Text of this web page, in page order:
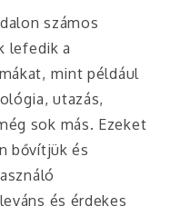
számos
lefedik a
mint például
utazás,
sok más. Ezeket
bővítjük és
és érdekes